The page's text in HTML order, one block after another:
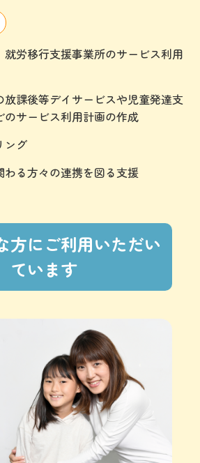
就労移行支援事業所のサービス利用
放課後等デイサービスや児童発達支
のサービス利用計画の作成
ング
わる方々の連携を図る支援
方にご利用いただい
ています